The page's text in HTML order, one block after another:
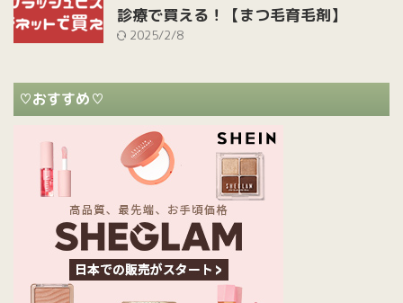
診療で買える！【まつ毛育毛剤】
2025/2/8
♡おすすめ♡